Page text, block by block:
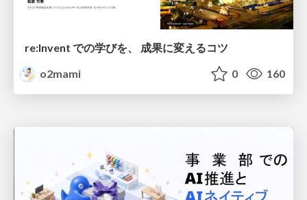
re:Invent での学びを、 成果に変えるコツ
o2mami
0 160